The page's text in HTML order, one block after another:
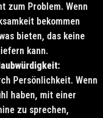
zum Problem. Wenn
bekommen
bieten, das keine
kann.
Persönlichkeit. Wenn
haben, mit einer
zu sprechen,